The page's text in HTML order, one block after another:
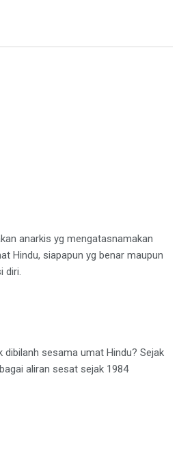
anarkis yg mengatasnamakan
Hindu, siapapun yg benar maupun
diri.
sesama umat Hindu? Sejak
aliran sesat sejak 1984